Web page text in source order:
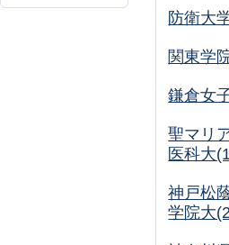
防衛大
関東学
鎌倉女
聖マリ
医科大
神戸松
学院大